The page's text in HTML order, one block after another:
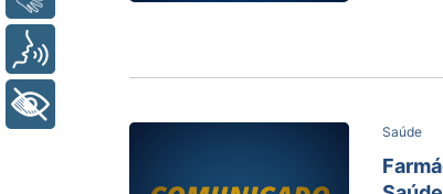
Saúde